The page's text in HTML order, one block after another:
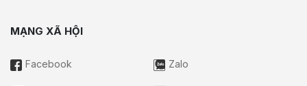
MẠNG XÃ HỘI
Facebook Zalo